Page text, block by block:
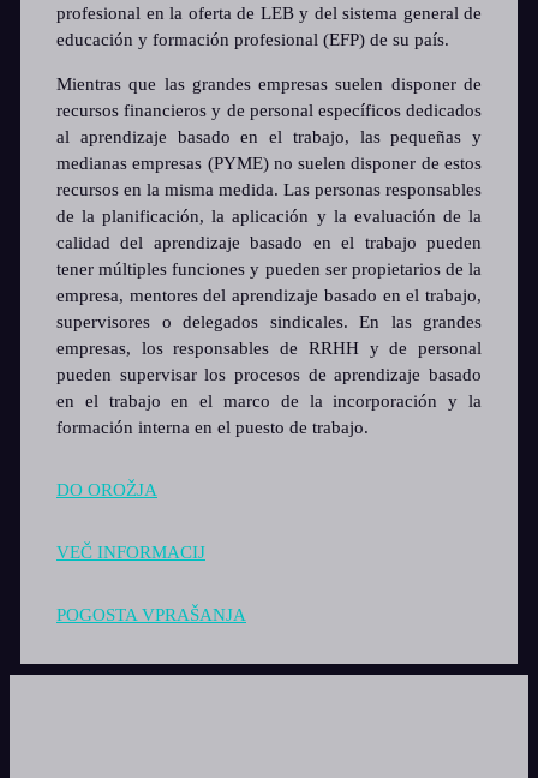
profesional en la oferta de LEB y del sistema general de
educación y formación profesional (EFP) de su país.
Mientras que las grandes empresas suelen disponer de
recursos financieros y de personal específicos dedicados
al aprendizaje basado en el trabajo, las pequeñas y
medianas empresas (PYME) no suelen disponer de estos
recursos en la misma medida. Las personas responsables
de la planificación, la aplicación y la evaluación de la
calidad del aprendizaje basado en el trabajo pueden
tener múltiples funciones y pueden ser propietarios de la
empresa, mentores del aprendizaje basado en el trabajo,
supervisores o delegados sindicales. En las grandes
empresas, los responsables de RRHH y de personal
pueden supervisar los procesos de aprendizaje basado
en el trabajo en el marco de la incorporación y la
formación interna en el puesto de trabajo.
DO OROŽJA
VEČ INFORMACIJ
POGOSTA VPRAŠANJA